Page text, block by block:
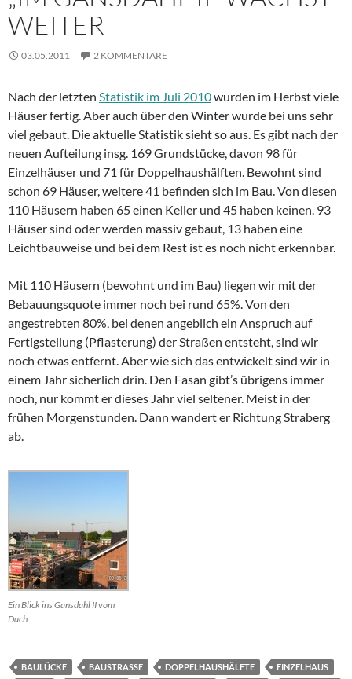
WEITER
03.05.2011 2 KOMMENTARE
Nach der letzten Statistik im Juli 2010wurden im Herbst viele
Häuser fertig. Aber auch über den Winter wurde bei uns sehr
viel gebaut. Die aktuelle Statistik sieht so aus. Es gibt nach der
neuen Aufteilung insg. 169 Grundstücke, davon 98 für
Einzelhäuser und 71 für Doppelhaushälften. Bewohnt sind
schon 69 Häuser, weitere 41 befinden sich im Bau. Von diesen
110 Häusern haben 65 einen Keller und 45 haben keinen. 93
Häuser sind oder werden massiv gebaut, 13 haben eine
Leichtbauweise und bei dem Rest ist es noch nicht erkennbar.
Mit 110 Häusern (bewohnt und im Bau) liegen wir mit der
Bebauungsquote immer noch bei rund 65%. Von den
angestrebten 80%, bei denen angeblich ein Anspruch auf
Fertigstellung (Pflasterung) der Straßen entsteht, sind wir
noch etwas entfernt. Aber wie sich das entwickelt sind wir in
einem Jahr sicherlich drin. Den Fasan gibt’s übrigens immer
noch, nur kommt er dieses Jahr viel seltener. Meist in der
frühen Morgenstunden. Dann wandert er Richtung Straberg
ab.
Ein Blick ins Gansdahl II vom
Dach
BAULÜCKE BAUSTRASSE DOPPELHAUSHÄLFTE
EINZELHAUS